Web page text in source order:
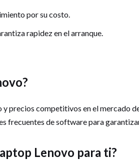
por su costo.
rapidez en el arranque.
precios competitivos en el mercado
frecuentes de software para
Lenovo para ti?